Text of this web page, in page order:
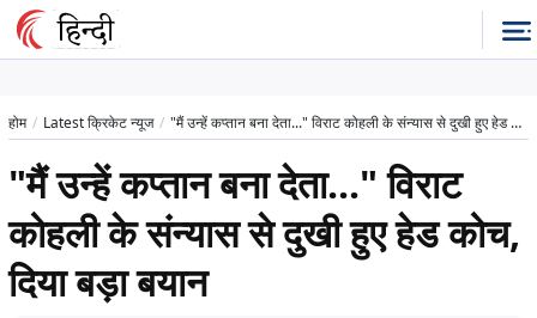
होम Latest क्रिकेट न्यूज "मैं उन्हें कप्तान बना देता..." विराट कोहली के संन्यास से दुखी हुए हेड कोच, दिया बड़ा बयान
"मैं उन्हें कप्तान बना देता..." विराट
कोहली के संन्यास से दुखी हुए हेड कोच,
दिया बड़ा बयान